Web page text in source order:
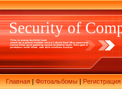
Security of
Главная|Фотоальбомы|Регистрация